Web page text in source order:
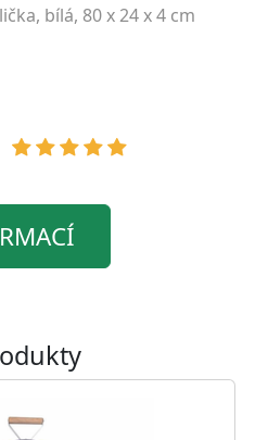
bílá, 80 x 24 x 4 cm